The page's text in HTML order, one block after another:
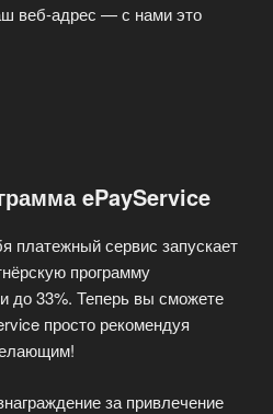
веб-адрес — с нами это
ePayService
платежный сервис запускает
программу
до 33%. Теперь вы сможете
просто рекомендуя
за привлечение